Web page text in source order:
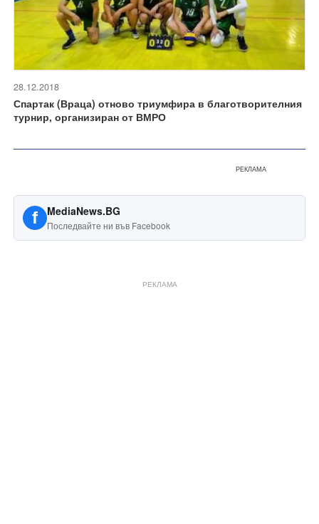
28.12.2018
Спартак (Враца) отново триумфира в благотворителния
турнир, организиран от ВМРО
РЕКЛАМА
f MediaNews.BG
Последвайте ни във Facebook
РЕКЛАМА